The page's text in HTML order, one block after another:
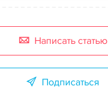
Написать статью
Подписаться